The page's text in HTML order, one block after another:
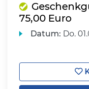
75,00 Euro
Datum: Do.